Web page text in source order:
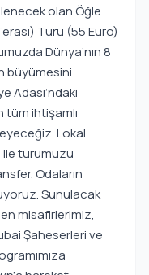
olan Öğle
Turu (55 Euro)
Dünya’nın 8
büyümesini
Adası’ndaki
tüm ihtişamlı
Lokal
ile turumuzu
Odaların
Sunulacak
misafirlerimiz,
Şaheserleri ve